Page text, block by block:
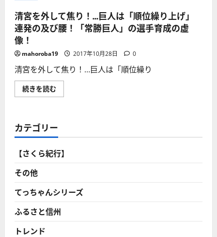
清宮を外して焦り！…巨人は「順位繰り上げ」
連発の及び腰！「常勝巨人」の選手育成の虚
像！
mahoroba19 2017年10月28日 0
清宮を外して焦り！…巨人は「順位繰り
続きを読む
宮
焦
り！…
人
は
「順
り
上
げ」
連
発
の
及
カテゴリー
【さくら紀行】
その他
てっちゃんシリーズ
ふるさと信州
トレンド